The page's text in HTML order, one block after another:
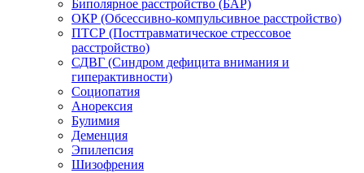
Биполярное расстройство (БАР)
ОКР (Обсессивно-компульсивное расстройство)
ПТСР (Посттравматическое стрессовое
расстройство)
СДВГ (Синдром дефицита внимания и
гиперактивности)
Социопатия
Анорексия
Булимия
Деменция
Эпилепсия
Шизофрения